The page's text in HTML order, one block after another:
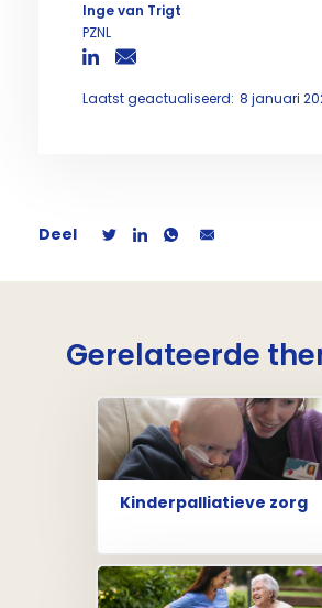
Inge van Trigt
PZNL
Laatst geactualiseerd: 8 januari
Deel
Gerelateerde
Kinderpalliatieve zorg